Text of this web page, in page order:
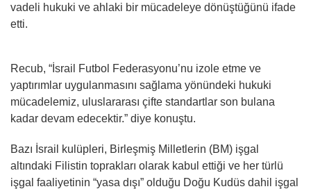
vadeli hukuki ve ahlaki bir mücadeleye dönüştüğünü ifade
etti.
Recub, “İsrail Futbol Federasyonu’nu izole etme ve
yaptırımlar uygulanmasını sağlama yönündeki hukuki
mücadelemiz, uluslararası çifte standartlar son bulana
kadar devam edecektir.” diye konuştu.
Bazı İsrail kulüpleri, Birleşmiş Milletlerin (BM) işgal
altındaki Filistin toprakları olarak kabul ettiği ve her türlü
işgal faaliyetinin “yasa dışı” olduğu Doğu Kudüs dahil işgal